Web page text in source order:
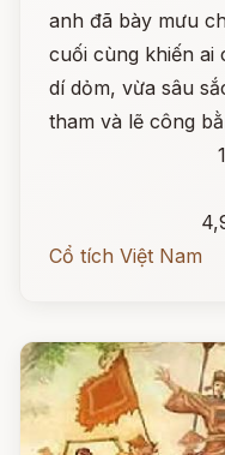
anh đã bày mưu
cuối cùng khiến ai
dí dỏm, vừa sâu
tham và lẽ công
Cổ tích Việt Nam